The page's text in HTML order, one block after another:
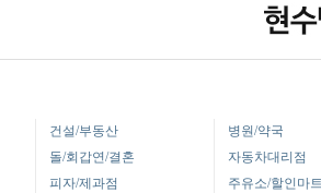
건설/부동산
병원/약국
돌/회갑연/결혼
자동차대리점
피자/제과점
주유소/할인마